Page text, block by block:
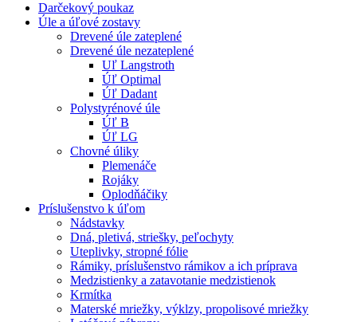
Darčekový poukaz
Úle a úľové zostavy
Drevené úle zateplené
Drevené úle nezateplené
Uľ Langstroth
Úľ Optimal
Úľ Dadant
Polystyrénové úle
Úľ B
Úľ LG
Chovné úliky
Plemenáče
Rojáky
Oplodňáčiky
Príslušenstvo k úľom
Nádstavky
Dná, pletivá, striešky, peľochyty
Uteplivky, stropné fólie
Rámiky, príslušenstvo rámikov a ich príprava
Medzistienky a zatavotanie medzistienok
Krmítka
Materské mriežky, výklzy, propolisové mriežky